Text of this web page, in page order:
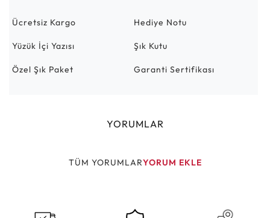
Ücretsiz Kargo Hediye Notu
Yüzük İçi Yazısı Şık Kutu
Özel Şık Paket Garanti Sertifikası
YORUMLAR
TÜM YORUMLARYORUM EKLE